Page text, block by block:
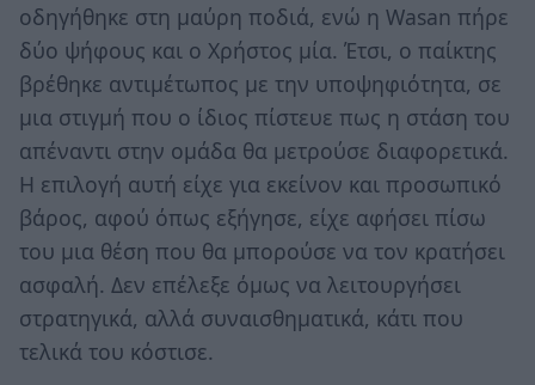
οδηγήθηκε στη μαύρη ποδιά, ενώ η Wasan πήρε
δύο ψήφους και ο Χρήστος μία. Έτσι, ο παίκτης
βρέθηκε αντιμέτωπος με την υποψηφιότητα, σε
μια στιγμή που ο ίδιος πίστευε πως η στάση του
απέναντι στην ομάδα θα μετρούσε διαφορετικά.
Η επιλογή αυτή είχε για εκείνον και προσωπικό
βάρος, αφού όπως εξήγησε, είχε αφήσει πίσω
του μια θέση που θα μπορούσε να τον κρατήσει
ασφαλή. Δεν επέλεξε όμως να λειτουργήσει
στρατηγικά, αλλά συναισθηματικά, κάτι που
τελικά του κόστισε.